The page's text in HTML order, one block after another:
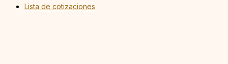
Lista de cotizaciones